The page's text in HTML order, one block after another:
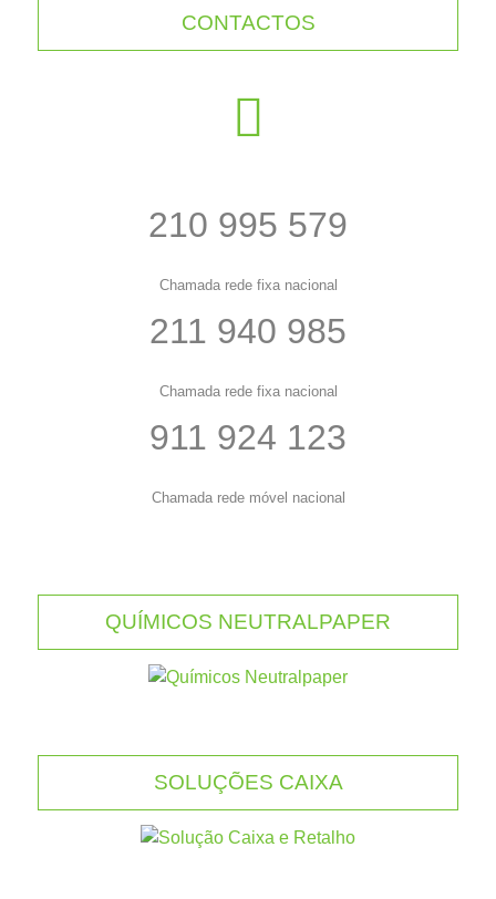
CONTACTOS
210 995 579
Chamada rede fixa nacional
211 940 985
Chamada rede fixa nacional
911 924 123
Chamada rede móvel nacional
QUÍMICOS NEUTRALPAPER
SOLUÇÕES CAIXA